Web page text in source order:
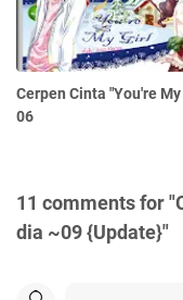
Cerpen Cinta "You're
06
11 comments for
dia ~09 {Update}"